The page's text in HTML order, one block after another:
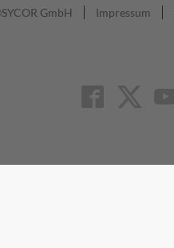
GmbH Impressum